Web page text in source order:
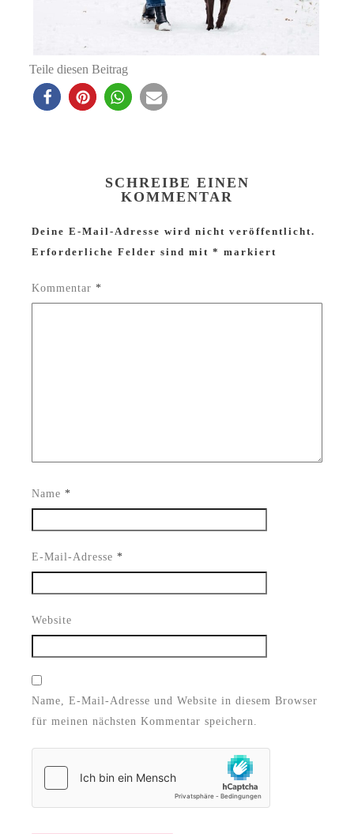
Teile diesen Beitrag
SCHREIBE EINEN
KOMMENTAR
Deine E-Mail-Adresse wird nicht veröffentlicht.
Erforderliche Felder sind mit* markiert
Kommentar*
Name*
E-Mail-Adresse*
Website
Name, E-Mail-Adresse und Website in diesem Browser
für meinen nächsten Kommentar speichern.